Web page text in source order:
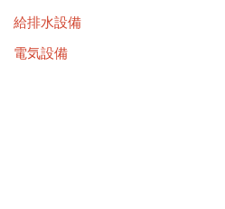
給排水設備
電気設備